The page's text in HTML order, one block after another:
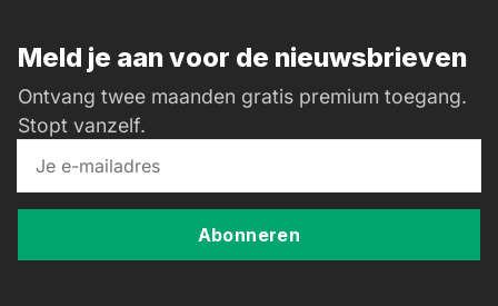
Meld je aan voor de nieuwsbrieven
Ontvang twee maanden gratis premium toegang.
Stopt vanzelf.
Abonneren